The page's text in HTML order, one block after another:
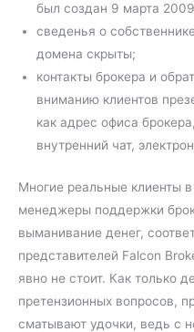
был создан 9 марта
сведенья о
домена скрыты;
контакты брокера и
вниманию клиентов
как адрес офиса
внутренний чат,
Многие реальные клиенты
менеджеры поддержки
выманивание денег,
представителей Falcon
явно не стоит. Как только
претензионных вопросов,
сматывают удочки, ведь с